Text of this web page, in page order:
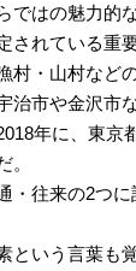
ではの魅力的
されている重
村・山村など
治市や金沢市
年に、東京
。
・往来の2つ
という言葉も